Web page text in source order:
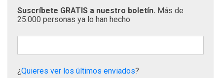
Suscríbete GRATIS a nuestro boletín. Más de
25.000 personas ya lo han hecho
¿Quieres ver los últimos enviados?